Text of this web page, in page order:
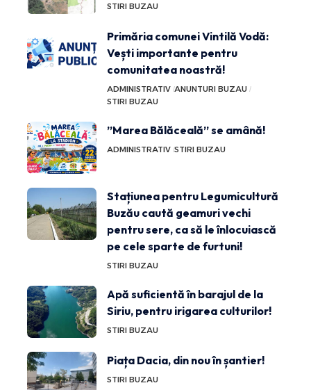
STIRI BUZAU
Primăria comunei Vintilă Vodă:
Vești importante pentru
comunitatea noastră!
ADMINISTRATIV ANUNTURI BUZAU
STIRI BUZAU
”Marea Bălăceală” se amână!
ADMINISTRATIV STIRI BUZAU
Stațiunea pentru Legumicultură
Buzău caută geamuri vechi
pentru sere, ca să le înlocuiască
pe cele sparte de furtuni!
STIRI BUZAU
Apă suficientă în barajul de la
Siriu, pentru irigarea culturilor!
STIRI BUZAU
Piața Dacia, din nou în șantier!
STIRI BUZAU